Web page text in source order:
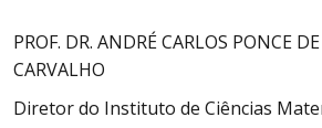
PROF. DR. ANDRÉ CARLOS PONCE
CARVALHO
Diretor do Instituto de Ciências